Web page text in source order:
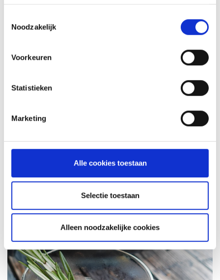
Noodzakelijk
Voorkeuren
Statistieken
Marketing
Alle cookies toestaan
Selectie toestaan
Alleen noodzakelijke cookies
KAISERSCHMARNN
SEARWOOD
RECEPT